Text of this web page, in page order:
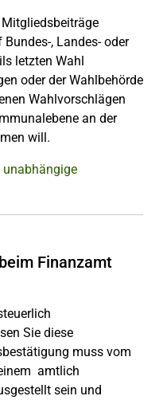
, Landes- oder
letzten Wahl
oder der Wahlbehörde
Wahlvorschlägen
an der
will.
unabhängige
Finanzamt
Sie diese
muss vom
amtlich
sein und